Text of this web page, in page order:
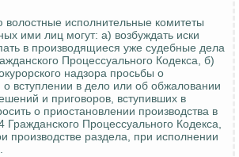
волостные исполнительные комитеты
ими лиц могут: а) возбуждать иски
в производящиеся уже судебные дела
Процессуального Кодекса, б)
надзора просьбы о
вступлении в дело или об обжаловании
и приговоров, вступивших в
о приостановлении производства в
Гражданского Процессуального Кодекса,
производстве раздела, при исполнении